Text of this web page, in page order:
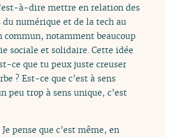
à-dire mettre en relation des
numérique et de la tech au
commun, notamment beaucoup
sociale et solidaire. Cette idée
ce que tu peux juste creuser
? Est-ce que c’est à sens
peu trop à sens unique, c’est
Je pense que c’est même, en